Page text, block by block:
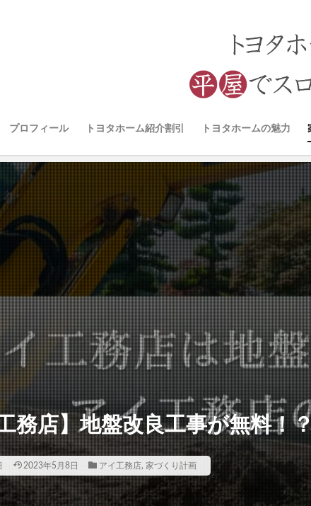
プロフィール トヨタホーム紹介割引 トヨタホームの魅力
務店】地盤改良工事が無料！
2023年5月8日 アイ工務店, 家づくり計画